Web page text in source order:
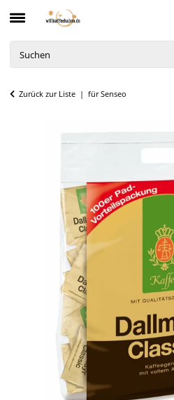
Zurück zur Liste für Senseo